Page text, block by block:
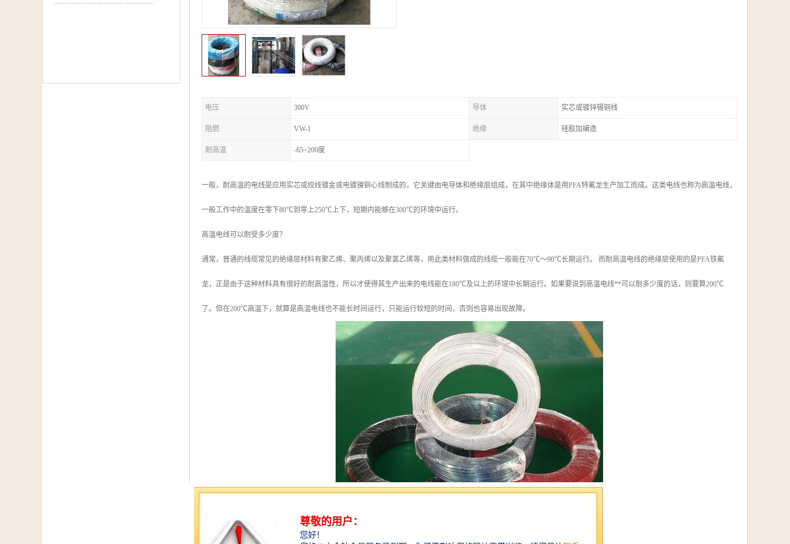
电压 300V 导体 实芯或镀锌锡铜线
阻燃 VW-1 绝缘 硅胶加编造
耐高温 -65~200度
一般，耐高温的电线是应用实芯或绞线镀金或电镀镍铜心线制成的，它关键由电导体和绝缘层组成，在其中绝缘体是用PFA特氟龙生产加工而成。这类电线也称为高温电线，
一般工作中的温度在零下80℃到零上250℃上下，短期内能够在300℃的环境中运行。
高温电线可以耐受多少度？
通常，普通的线缆常见的绝缘层材料有聚乙烯、聚丙烯以及聚氯乙烯等，用此类材料做成的线缆一般能在70℃～90℃长期运行。 而耐高温电线的绝缘层使用的是PFA铁氟
龙，正是由于这种材料具有很好的耐高温性，所以才使得其生产出来的电线能在180℃及以上的环境中长期运行。如果要说到高温电线**可以耐多少度的话，则要算200℃
了。但在200℃高温下，就算是高温电线也不能长时间运行，只能运行较短的时间，否则也容易出现故障。